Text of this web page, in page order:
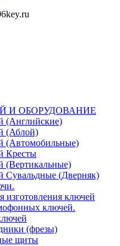
И ОБОРУДОВАНИЕ
(Английские)
(Аблой)
(Автомобильные)
Кресты
(Вертикальные)
Сувальдные (Дверняк)
изготовления ключей
ключей.
(фрезы)
щиты